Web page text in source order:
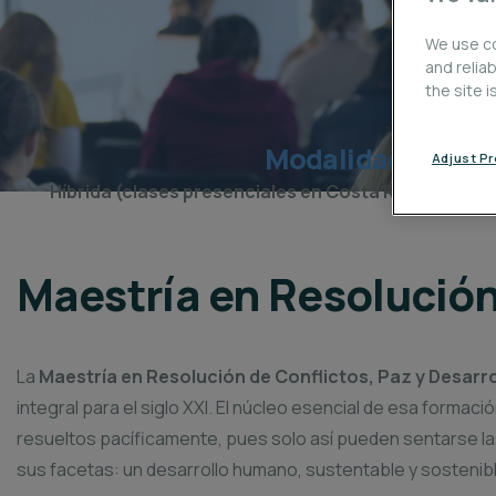
Modalidad
Híbrida (clases presenciales en Costa Rica + en
Maestría en
La Maestría en Resolución de Conflictos, Paz y
integral para el siglo XXI. El núcleo esencial de esa
resueltos pacíficamente, pues solo así pueden sentarse
sus facetas: un desarrollo humano, sustentable y
We use
and
the site
Adjust